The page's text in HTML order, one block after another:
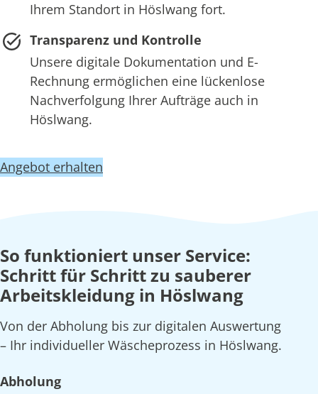
Ihrem Standort in Höslwang fort.
Transparenz und Kontrolle
Unsere digitale Dokumentation und E-
Rechnung ermöglichen eine lückenlose
Nachverfolgung Ihrer Aufträge auch in
Höslwang.
Angebot erhalten
So funktioniert unser Service:
Schritt für Schritt zu sauberer
Arbeitskleidung in Höslwang
Von der Abholung bis zur digitalen Auswertung
– Ihr individueller Wäscheprozess in Höslwang.
Abholung